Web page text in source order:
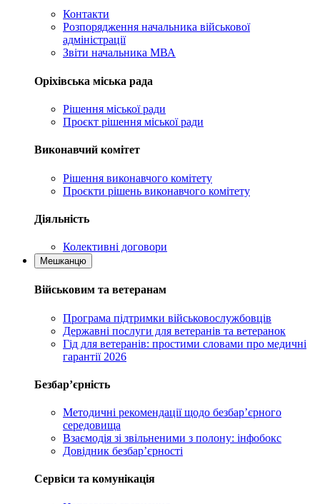
Контакти
Розпорядження начальника військової
адміністрації
Звіти начальника МВА
Оріхівська міська рада
Рішення міської ради
Проєкт рішення міської ради
Виконавчий комітет
Рішення виконавчого комітету
Проєкти рішень виконавчого комітету
Діяльність
Колективні договори
Мешканцю
Військовим та ветеранам
Програма підтримки військовослужбовців
Державні послуги для ветеранів та ветеранок
Гід для ветеранів: простими словами про медичні
гарантії 2026
Безбар’єрність
Методичні рекомендації щодо безбар’єрного
середовища
Взаємодія зі звільненими з полону: інфобокс
Довідник безбар’єрності
Сервіси та комунікація